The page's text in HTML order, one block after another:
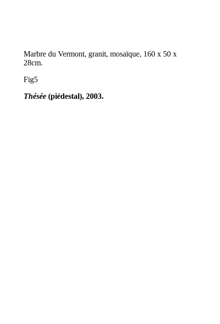
Marbre du Vermont, granit, mosaïque, 160 x 50 x
28cm.
Fig5
Thésée (piédestal), 2003.